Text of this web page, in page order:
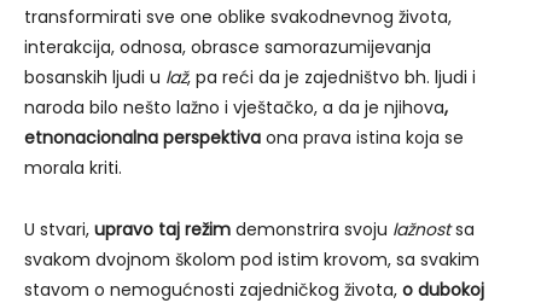
transformirati sve one oblike svakodnevnog života,
interakcija, odnosa, obrasce samorazumijevanja
bosanskih ljudi u laž, pa reći da je zajedništvo bh. ljudi i
naroda bilo nešto lažno i vještačko, a da je njihova,
etnonacionalna perspektiva ona prava istina koja se
morala kriti.
U stvari, upravo taj režim demonstrira svoju lažnostsa
svakom dvojnom školom pod istim krovom, sa svakim
stavom o nemogućnosti zajedničkog života, o dubokoj